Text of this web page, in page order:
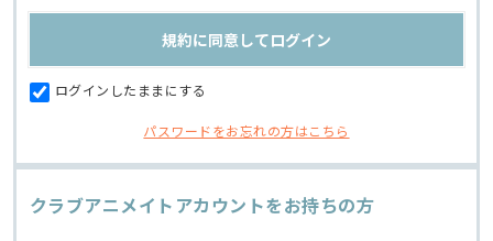
ログインしたままにする
パスワードをお忘れの方はこちら
クラブアニメイトアカウントをお持ちの方